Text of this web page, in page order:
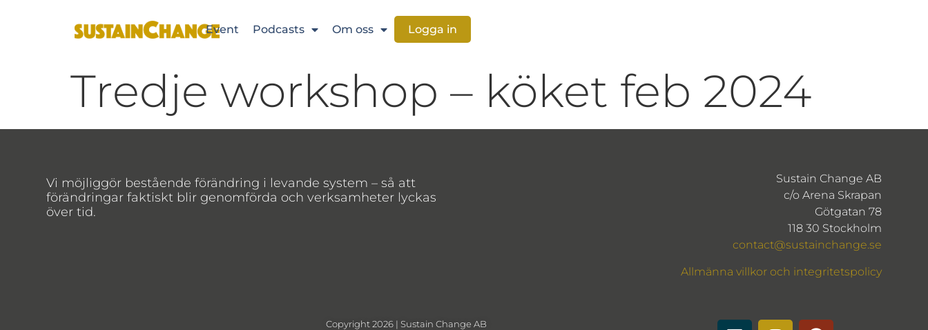
Event Podcasts Om oss Logga in
Tredje workshop – köket feb 2024
Vi möjliggör bestående förändring i levande system – så att
förändringar faktiskt blir genomförda och verksamheter lyckas
över tid.
Sustain Change AB
c/o Arena Skrapan
Götgatan 78
118 30 Stockholm
contact@sustainchange.se
Allmänna villkor och integritetspolicy
Copyright 2026 | Sustain Change AB